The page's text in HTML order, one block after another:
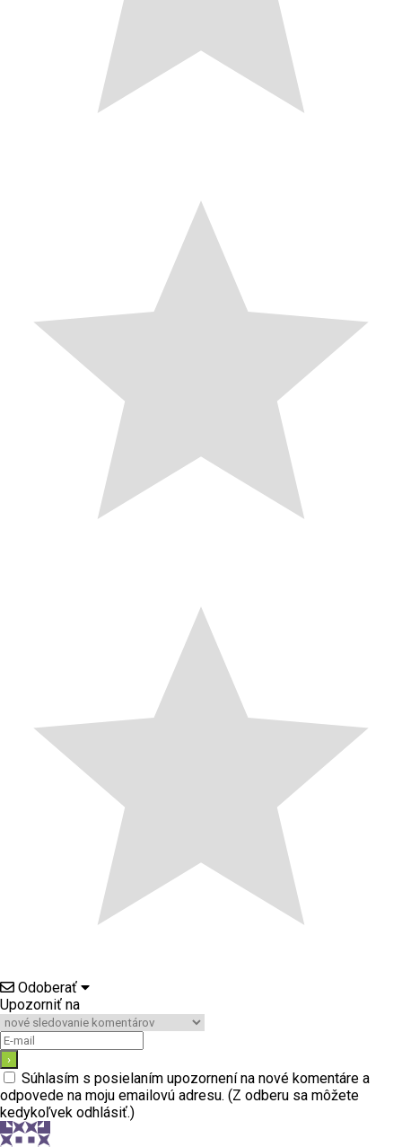
Odoberať
Upozorniť na
Súhlasím s posielaním upozornení na nové komentáre a
odpovede na moju emailovú adresu. (Z odberu sa môžete
kedykoľvek odhlásiť.)